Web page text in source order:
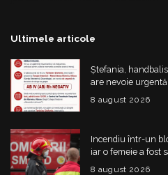
Ultimele articole
Ștefania,
are nevoie
cu grupa AB IV
8 august 2026
Incendiu într-un
iar o femeie a fost
de flăcări
8 august 2026